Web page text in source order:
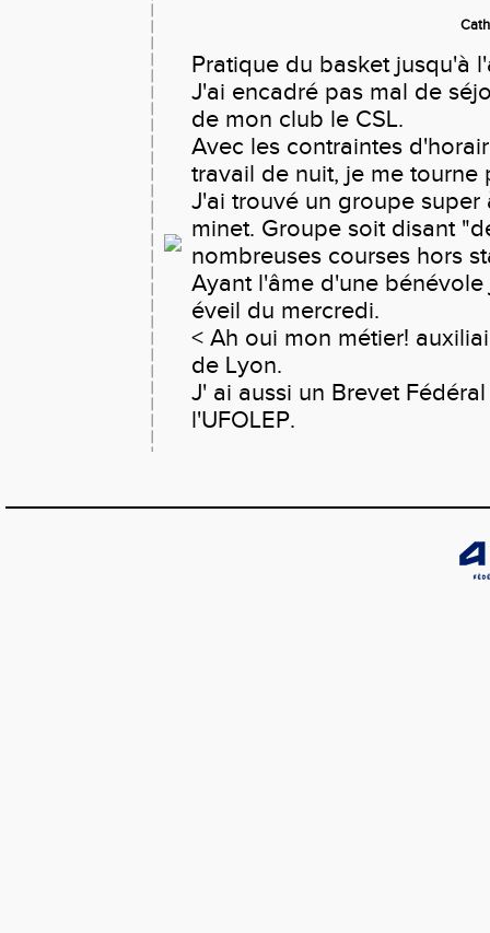
Pratique du basket jusqu'à
J'ai encadré pas mal de
de mon club le CSL.
Avec les contraintes
travail de nuit, je me tourne
J'ai trouvé un groupe super
minet. Groupe soit disant
nombreuses courses hors
Ayant l'âme d'une
éveil du mercredi.
< Ah oui mon métier!
de Lyon.
J' ai aussi un Brevet
l'UFOLEP.